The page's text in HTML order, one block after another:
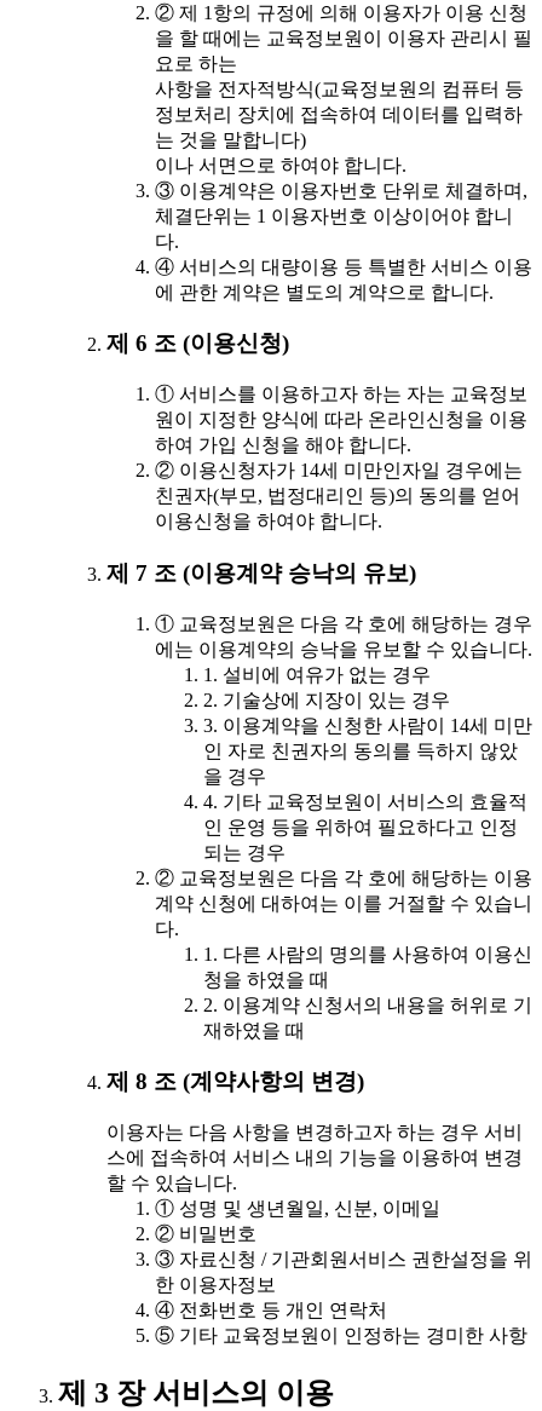
② 제 1항의 규정에 의해 이용자가 이용 신청
을 할 때에는 교육정보원이 이용자 관리시 필
요로 하는
사항을 전자적방식(교육정보원의 컴퓨터 등
정보처리 장치에 접속하여 데이터를 입력하
는 것을 말합니다)
이나 서면으로 하여야 합니다.
③ 이용계약은 이용자번호 단위로 체결하며,
체결단위는 1 이용자번호 이상이어야 합니
다.
④ 서비스의 대량이용 등 특별한 서비스 이용
에 관한 계약은 별도의 계약으로 합니다.
제 6 조 (이용신청)
① 서비스를 이용하고자 하는 자는 교육정보
원이 지정한 양식에 따라 온라인신청을 이용
하여 가입 신청을 해야 합니다.
② 이용신청자가 14세 미만인자일 경우에는
친권자(부모, 법정대리인 등)의 동의를 얻어
이용신청을 하여야 합니다.
제 7 조 (이용계약 승낙의 유보)
① 교육정보원은 다음 각 호에 해당하는 경우
에는 이용계약의 승낙을 유보할 수 있습니다.
1. 설비에 여유가 없는 경우
2. 기술상에 지장이 있는 경우
3. 이용계약을 신청한 사람이 14세 미만
인 자로 친권자의 동의를 득하지 않았
을 경우
4. 기타 교육정보원이 서비스의 효율적
인 운영 등을 위하여 필요하다고 인정
되는 경우
② 교육정보원은 다음 각 호에 해당하는 이용
계약 신청에 대하여는 이를 거절할 수 있습니
다.
1. 다른 사람의 명의를 사용하여 이용신
청을 하였을 때
2. 이용계약 신청서의 내용을 허위로 기
재하였을 때
제 8 조 (계약사항의 변경)
이용자는 다음 사항을 변경하고자 하는 경우 서비
스에 접속하여 서비스 내의 기능을 이용하여 변경
할 수 있습니다.
① 성명 및 생년월일, 신분, 이메일
② 비밀번호
③ 자료신청 / 기관회원서비스 권한설정을 위
한 이용자정보
④ 전화번호 등 개인 연락처
⑤ 기타 교육정보원이 인정하는 경미한 사항
제 3 장 서비스의 이용